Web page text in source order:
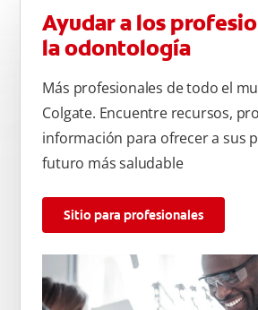
Ayudar a los
la odontología
Más profesionales de todo el
Colgate. Encuentre recursos,
información para ofrecer a sus
futuro más saludable
Sitio para profesionales